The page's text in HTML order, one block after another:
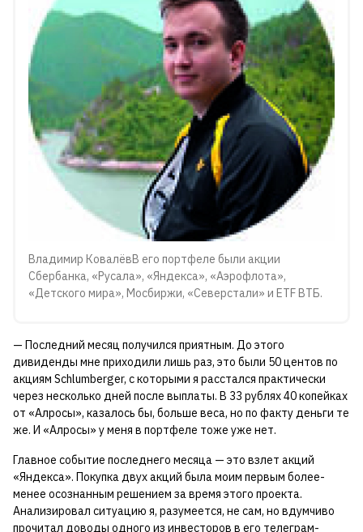
Владимир КовалёвВ его портфеле были акции
Сбербанка, «Русала», «Яндекса», «Аэрофлота»,
«Детского мира», Мосбиржи, «Северстали» и ETF ВТБ.
— Последний месяц получился приятным. До этого
дивиденды мне приходили лишь раз, это были 50 центов по
акциям Schlumberger, с которыми я расстался практически
через несколько дней после выплаты. В 33 рублях 40 копейках
от «Алросы», казалось бы, больше веса, но по факту деньги те
же. И «Алросы» у меня в портфеле тоже уже нет.
Главное событие последнего месяца — это взлет акций
«Яндекса». Покупка двух акций была моим первым более-
менее осознанным решением за время этого проекта.
Анализировал ситуацию я, разумеется, не сам, но вдумчиво
прочитал доводы одного из инвесторов в его телеграм-